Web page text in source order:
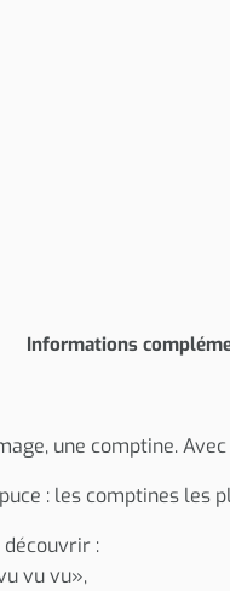
Informations
une comptine.
: les comptines les
découvrir :
vu vu»,